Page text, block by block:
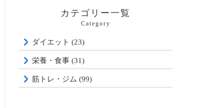
カテゴリー一覧
Category
ダイエット (23)
栄養・食事 (31)
筋トレ・ジム (99)